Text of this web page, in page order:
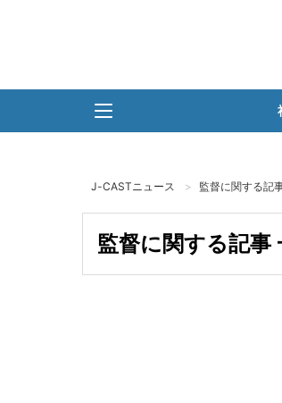
J-CASTニュース 監督に関する記
監督に関する記事